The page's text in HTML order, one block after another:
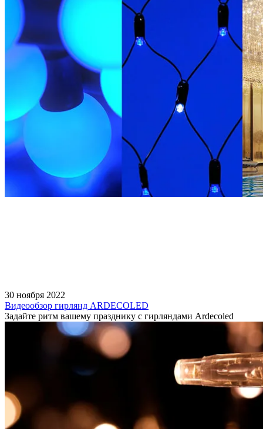
30 ноября 2022
Видеообзор гирлянд ARDECOLED
Задайте ритм вашему празднику с гирляндами Ardecoled